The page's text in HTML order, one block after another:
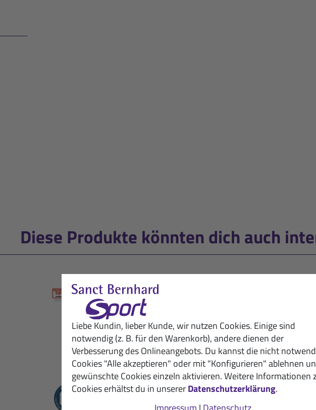
Liebe Kundin, lieber Kunde, wir nutzen Cookies. Einige sind
notwendig (z. B. für den Warenkorb), andere dienen der
Verbesserung des Onlineangebots. Du kannst die nicht
Cookies "Alle akzeptieren" oder mit "Konfigurieren" ablehnen
gewünschte Cookies einzeln aktivieren. Weitere Informationen
Cookies erhältst du in unsererDatenschutzerklärung.
Diese Produkte könnten dich auch